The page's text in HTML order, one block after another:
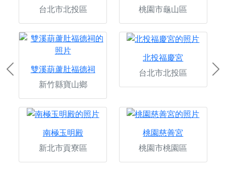
台北市北投區
桃園市龜山區
雙溪葫蘆肚福德祠
新竹縣寶山鄉
北投福慶宮
台北市北投區
南極玉明殿
新北市貢寮區
桃園慈善宮
桃園市桃園區
Previous